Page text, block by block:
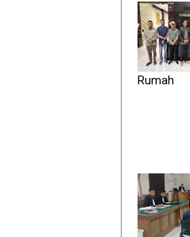
Rumah